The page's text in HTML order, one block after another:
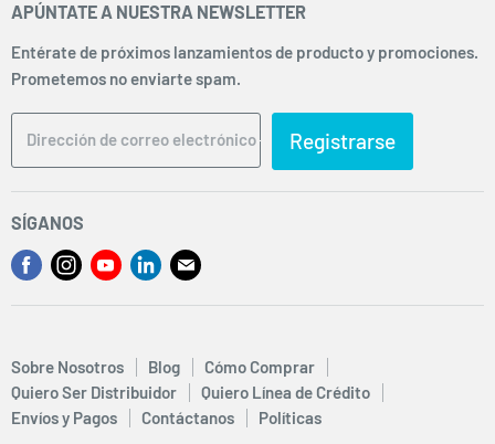
Envíos y Pagos
Preguntas Frecuentes
Términos y Condiciones
Sucursales
APÚNTATE A NUESTRA NEWSLETTER
Entérate de próximos lanzamientos de producto y promociones.
Prometemos no enviarte spam.
Dirección de correo electrónico Registrarse
SÍGANOS
Encuéntrenos
Encuéntrenos
Encuéntrenos
Encuéntrenos
Encuéntrenos
Sobre Nosotros Blog
Cómo Comprar
Quiero Ser Distribuidor
Quiero Línea de Crédito
Envíos y Pagos
Contáctanos
Políticas